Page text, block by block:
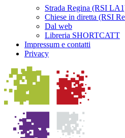
Strada Regina (RSI
Chiese in diretta (RSI
Dal web
Libreria SHORTCATT
Impressum e contatti
Privacy